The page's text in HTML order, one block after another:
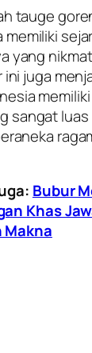
tauge
yang
ini juga
sangat
Bubur
Khas
Makna